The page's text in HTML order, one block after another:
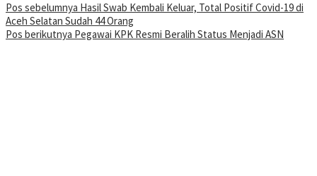
Pos sebelumnya Hasil Swab Kembali Keluar, Total Positif Covid-19 di
Aceh Selatan Sudah 44 Orang
Pos berikutnya Pegawai KPK Resmi Beralih Status Menjadi ASN